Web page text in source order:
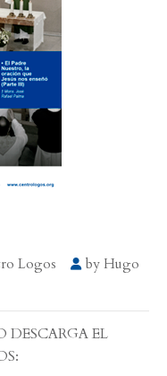
Logos by Hugo
DESCARGA EL